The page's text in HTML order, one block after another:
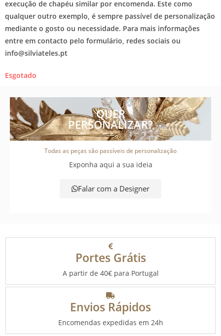
execução de chapéu similar por encomenda. Este como
qualquer outro exemplo, é sempre passível de personalização
mediante o gosto ou necessidade. Para mais informações
entre em contacto pelo formulário, redes sociais ou
info@silviateles.pt
Esgotado
QUER
PERSONALIZAR?
Todas as peças são passíveis de personalização
Exponha aqui a sua ideia
Falar com a Designer
Portes Grátis
A partir de 40€ para Portugal
Envios Rápidos
Encomendas expedidas em 24h